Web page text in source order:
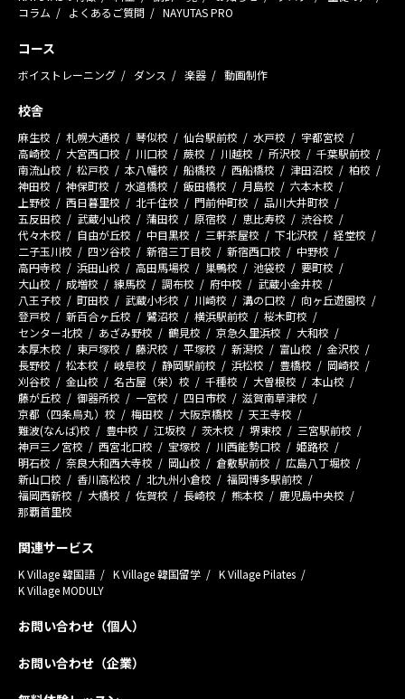
コラム
よくあるご質問 NAYUTAS PRO
コース
ボイストレーニング ダンス 楽器 動画制作
校舎
麻生校 札幌大通校 琴似校 仙台駅前校 水戸校
宇都宮校
高崎校
大宮西口校 川口校 蕨校 川越校 所沢校
千葉駅前校
南流山校
松戸校 本八幡校 船橋校 西船橋校 津田沼校
柏校
神田校
神保町校 水道橋校 飯田橋校 月島校
六本木校
上野校
西日暮里校 北千住校 門前仲町校
品川大井町校
五反田校
武蔵小山校 蒲田校 原宿校 恵比寿校
渋谷校
代々木校
自由が丘校 中目黒校 三軒茶屋校 下北沢校
経堂校
二子玉川校
四ツ谷校 新宿三丁目校 新宿西口校
中野校
高円寺校
浜田山校 高田馬場校 巣鴨校 池袋校
要町校
大山校
成増校 練馬校 調布校 府中校
武蔵小金井校
八王子校
町田校 武蔵小杉校 川崎校 溝の口校
向ヶ丘遊園校
登戸校
新百合ヶ丘校 鷺沼校 横浜駅前校
桜木町校
センター北校
あざみ野校 鶴見校 京急久里浜校
大和校
本厚木校
東戸塚校 藤沢校 平塚校 新潟校 富山校
金沢校
長野校
松本校 岐阜校 静岡駅前校 浜松校 豊橋校
岡崎校
刈谷校
金山校 名古屋（栄）校 千種校 大曽根校
本山校
藤が丘校
御器所校 一宮校 四日市校
滋賀南草津校
京都（四条烏丸）校
梅田校 大阪京橋校
天王寺校
難波(なんば)校
豊中校 江坂校 茨木校 堺東校
三宮駅前校
神戸三ノ宮校
西宮北口校 宝塚校 川西能勢口校
姫路校
明石校
奈良大和西大寺校 岡山校 倉敷駅前校
広島八丁堀校
新山口校
香川高松校 北九州小倉校
福岡博多駅前校
福岡西新校
大橋校 佐賀校 長崎校 熊本校
鹿児島中央校
那覇首里校
関連サービス
K Village 韓国語 K Village 韓国留学
K Village Pilates
K Village MODULY
お問い合わせ（個人）
お問い合わせ（企業）